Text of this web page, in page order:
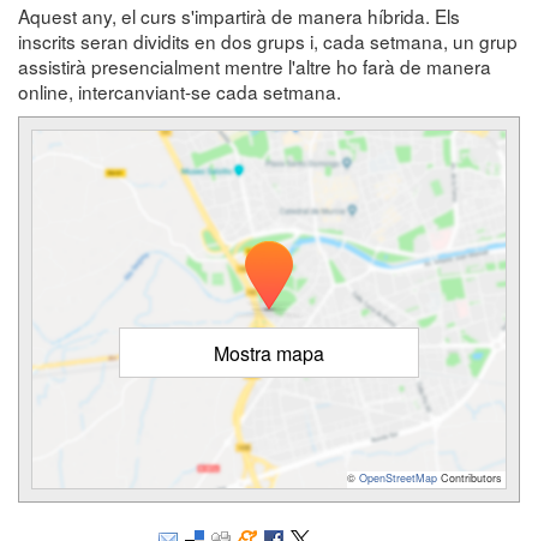
Aquest any, el curs s'impartirà de manera híbrida. Els
inscrits seran dividits en dos grups i, cada setmana, un grup
assistirà presencialment mentre l'altre ho farà de manera
online, intercanviant-se cada setmana.
Mostra mapa
© OpenStreetMap Contributors